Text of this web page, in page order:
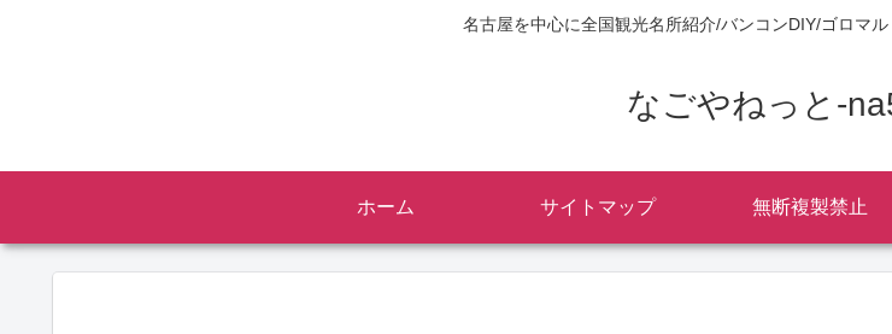
名古屋を中心に全国観光名所紹介/バンコンDIY/ゴロマ
なごやねっと-
ホーム サイトマップ 無断複製禁止